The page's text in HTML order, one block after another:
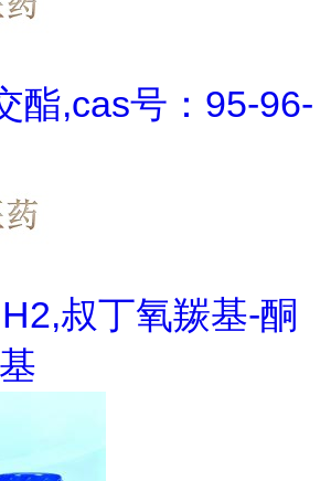
酯,cas号：95-96-
叔丁氧羰基-酮